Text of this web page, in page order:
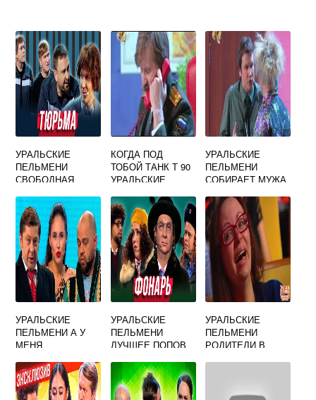
УРАЛЬСКИЕ
ПЕЛЬМЕНИ
СВОБОДНАЯ
КОГДА ПОД
ТОБОЙ ТАНК Т 90
УРАЛЬСКИЕ
УРАЛЬСКИЕ
ПЕЛЬМЕНИ
СОБИРАЕТ МУЖА
УРАЛЬСКИЕ
ПЕЛЬМЕНИ А У
МЕНЯ
УРАЛЬСКИЕ
ПЕЛЬМЕНИ
ЛУЧШЕЕ ПОПОВ
УРАЛЬСКИЕ
ПЕЛЬМЕНИ
РОДИТЕЛИ В